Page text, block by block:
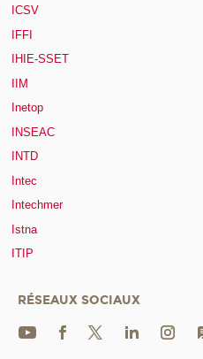
ICSV
IFFI
IHIE-SSET
IIM
Inetop
INSEAC
INTD
Intec
Intechmer
Istna
ITIP
RÉSEAUX SOCIAUX